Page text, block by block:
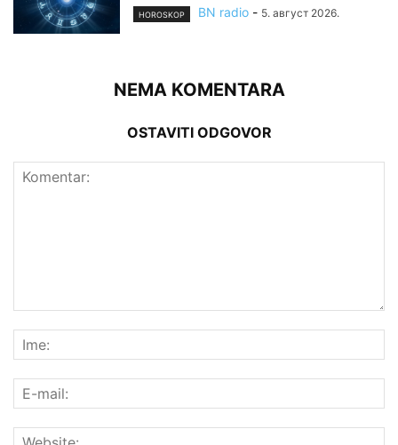
HOROSKOP BN radio - 5. август 2026.
NEMA KOMENTARA
OSTAVITI ODGOVOR